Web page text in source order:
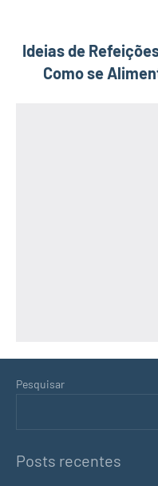
Ideias de
Como se
Pesquisar
Posts recentes